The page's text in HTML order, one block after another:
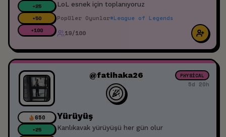
+25
+50
+100
LoL esnek için toplanıyoruz
Popüler Oyunlar#League of Legends
19/100
650
+25
@fatihaka26 PHYSICAL
5d 20h
Yürüyüş
Kanlıkavak yürüyüşü her gün olur